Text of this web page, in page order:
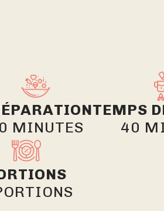
MINUTES
TEMPS
40